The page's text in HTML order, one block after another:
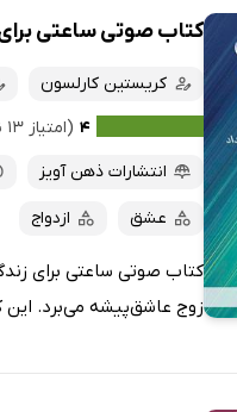
کتاب صوتی ساعتی
کریستین کارلسون
۴ (امتیاز ۱۳ نفر)
انتشارات ذهن آویز
عشق ازدواج
کتاب صوتی ساعتی برای
زوج عاشق‌پیشه می‌برد.